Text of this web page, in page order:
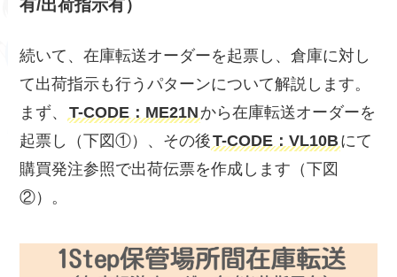
有/出荷指示有）
続いて、在庫転送オーダーを起票し、倉庫に対し
て出荷指示も行うパターンについて解説します。
まず、 T-CODE：ME21N から在庫転送オーダーを
起票し（下図①）、その後T-CODE：VL10Bにて
購買発注参照で出荷伝票を作成します（下図
②）。